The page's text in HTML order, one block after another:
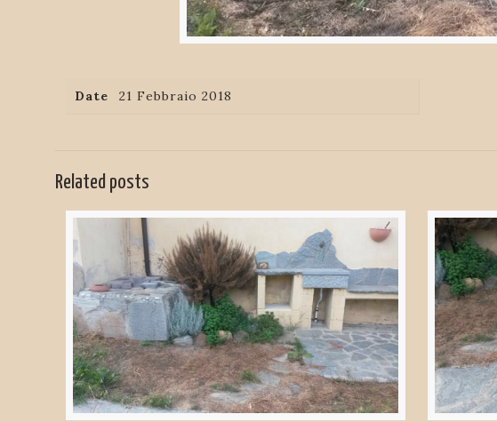
Date 21 Febbraio 2018
Related posts